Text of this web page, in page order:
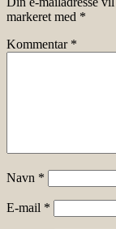
markeret med *
Kommentar *
Navn *
E-mail *